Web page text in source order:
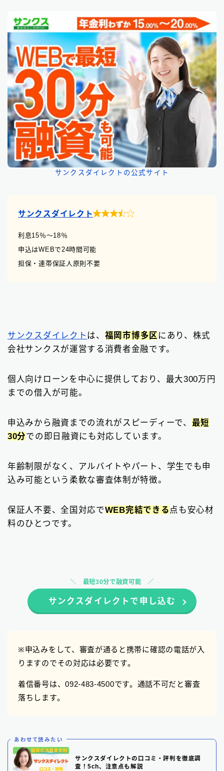
サンクスダイレクトの公式サイト
サンクスダイレクト
利息15％〜18％
申込はWEBで24時間可能
担保・連帯保証人原則不要
サンクスダイレクト は、 福岡市博多区 にあり、株式
会社サンクスが運営する消費者金融です。
個人向けローンを中心に提供しており、最大300万円
までの借入が可能。
申込みから融資までの流れがスピーディーで、 最短
30分での即日融資にも対応しています。
年齢制限がなく、アルバイトやパート、学生でも申
込み可能という柔軟な審査体制が特徴。
保証人不要、全国対応でWEB完結できる 点も安心材
料のひとつです。
最短30分で融資可能
サンクスダイレクトで申し込む
※申込みをして、審査が通ると携帯に確認の電話が入
りますのでその対応は必要です。
着信番号は、092-483-4500です。通話不可だと審査
落ちします。
あわせて読みたい
サンクスダイレクトの口コミ・評判を徹底調
査！5ch、注意点も解説